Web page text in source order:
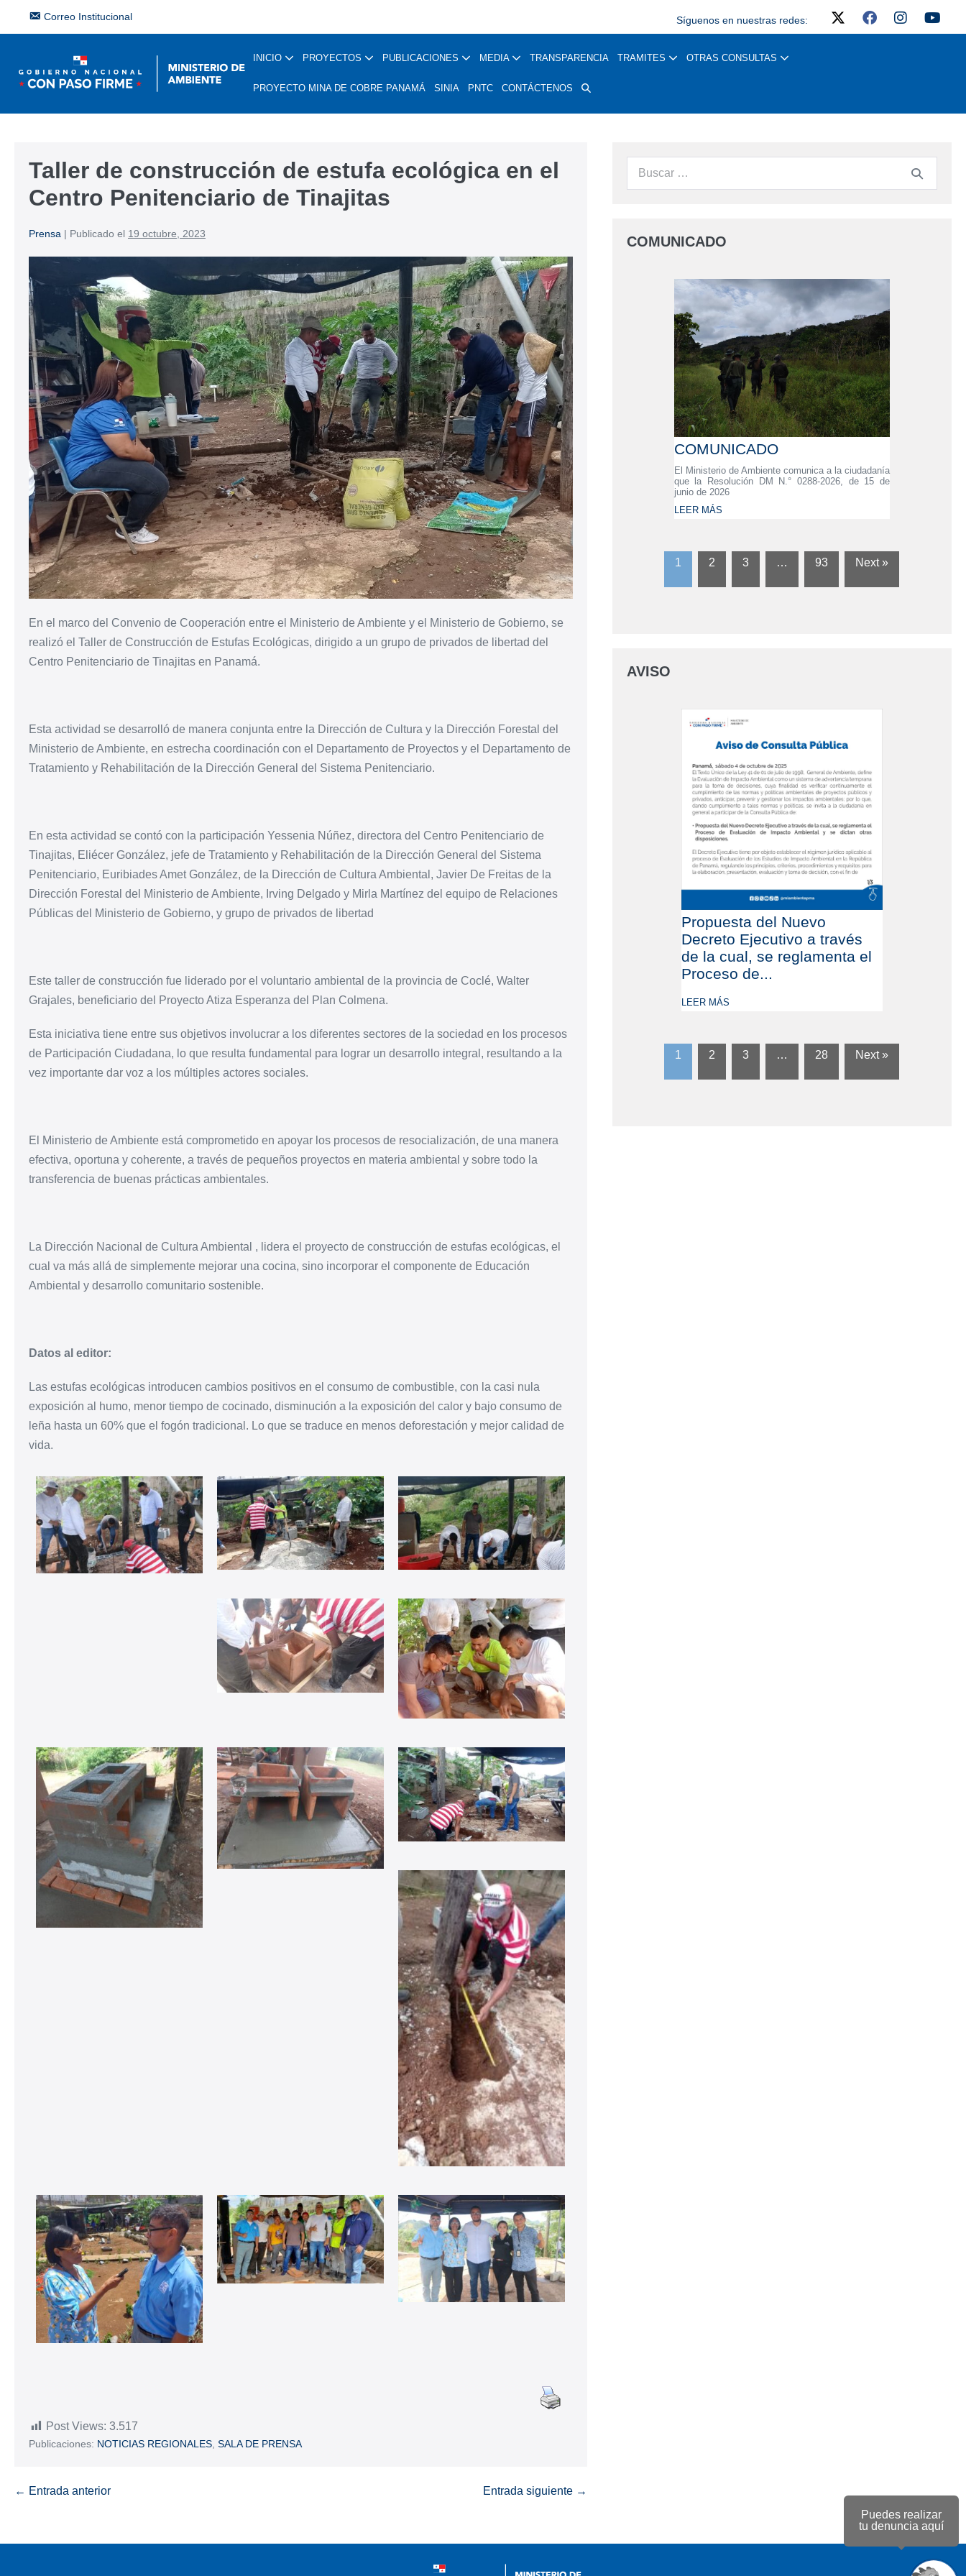
Puedes realizar
tu denuncia aquí
Correo Institucional Síguenos en nuestras redes:
INICIO PROYECTOS PUBLICACIONES MEDIA TRANSPARENCIA TRAMITES OTRAS CONSULTAS
PROYECTO MINA DE COBRE PANAMÁ SINIA PNTC CONTÁCTENOS
Taller de construcción de estufa ecológica en el
Centro Penitenciario de Tinajitas
Prensa | Publicado el 19 octubre, 2023
En el marco del Convenio de Cooperación entre el Ministerio de Ambiente y el Ministerio de Gobierno, se
realizó el Taller de Construcción de Estufas Ecológicas, dirigido a un grupo de privados de libertad del
Centro Penitenciario de Tinajitas en Panamá.
Esta actividad se desarrolló de manera conjunta entre la Dirección de Cultura y la Dirección Forestal del
Ministerio de Ambiente, en estrecha coordinación con el Departamento de Proyectos y el Departamento de
Tratamiento y Rehabilitación de la Dirección General del Sistema Penitenciario.
En esta actividad se contó con la participación Yessenia Núñez, directora del Centro Penitenciario de
Tinajitas, Eliécer González, jefe de Tratamiento y Rehabilitación de la Dirección General del Sistema
Penitenciario, Euribiades Amet González, de la Dirección de Cultura Ambiental, Javier De Freitas de la
Dirección Forestal del Ministerio de Ambiente, Irving Delgado y Mirla Martínez del equipo de Relaciones
Públicas del Ministerio de Gobierno, y grupo de privados de libertad
Este taller de construcción fue liderado por el voluntario ambiental de la provincia de Coclé, Walter
Grajales, beneficiario del Proyecto Atiza Esperanza del Plan Colmena.
Esta iniciativa tiene entre sus objetivos involucrar a los diferentes sectores de la sociedad en los procesos
de Participación Ciudadana, lo que resulta fundamental para lograr un desarrollo integral, resultando a la
vez importante dar voz a los múltiples actores sociales.
El Ministerio de Ambiente está comprometido en apoyar los procesos de resocialización, de una manera
efectiva, oportuna y coherente, a través de pequeños proyectos en materia ambiental y sobre todo la
transferencia de buenas prácticas ambientales.
La Dirección Nacional de Cultura Ambiental , lidera el proyecto de construcción de estufas ecológicas, el
cual va más allá de simplemente mejorar una cocina, sino incorporar el componente de Educación
Ambiental y desarrollo comunitario sostenible.
Datos al editor:
Las estufas ecológicas introducen cambios positivos en el consumo de combustible, con la casi nula
exposición al humo, menor tiempo de cocinado, disminución a la exposición del calor y bajo consumo de
leña hasta un 60% que el fogón tradicional. Lo que se traduce en menos deforestación y mejor calidad de
vida.
Post Views: 3.517
Publicaciones: NOTICIAS REGIONALES SALA DE PRENSA
← Entrada anterior Entrada siguiente →
COMUNICADO
COMUNICADO
El Ministerio de Ambiente comunica a la ciudadanía
que la Resolución DM N.° 0288-2026, de 15 de
junio de 2026
LEER MÁS
1 2 3 … 93 Next »
AVISO
Propuesta del Nuevo
Decreto Ejecutivo a través
de la cual, se reglamenta el
Proceso de...
LEER MÁS
1 2 3 … 28 Next »